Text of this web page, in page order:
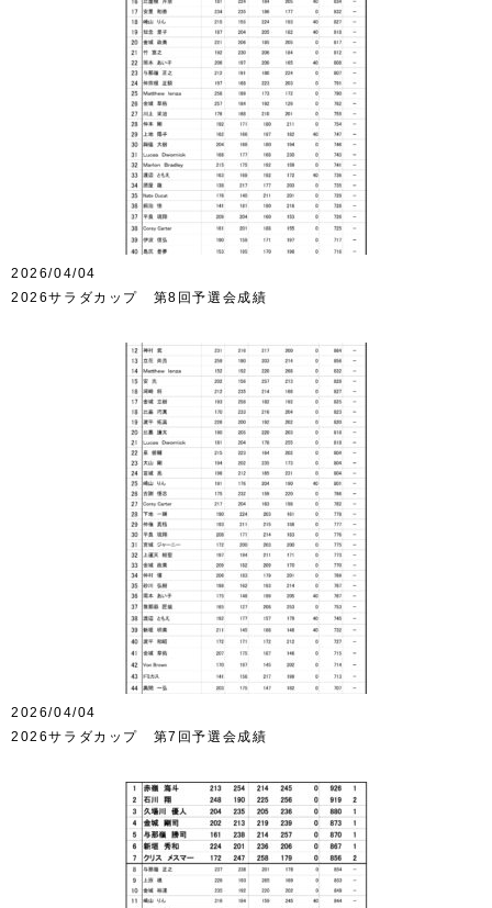
2026/04/04
2026サラダカップ 第8回予選会成績
2026/04/04
2026サラダカップ 第7回予選会成績